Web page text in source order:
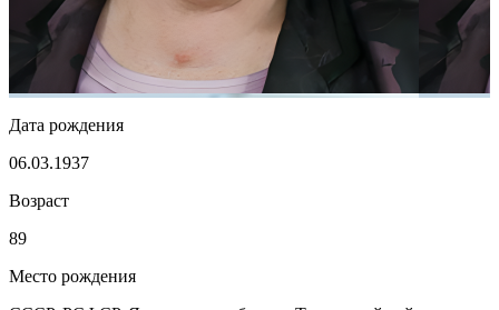
Дата рождения
06.03.1937
Возраст
89
Место рождения